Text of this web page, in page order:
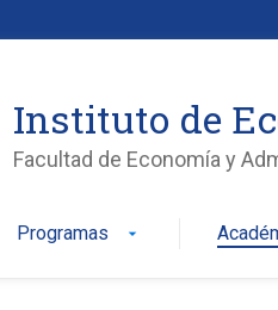
Instituto de
Facultad de Economía y
Programas arrow_drop_down